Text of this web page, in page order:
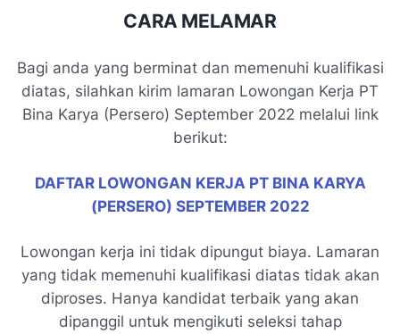
CARA MELAMAR
Bagi anda yang berminat dan memenuhi kualifikasi
diatas, silahkan kirim lamaran Lowongan Kerja PT
Bina Karya (Persero) September 2022 melalui link
berikut:
DAFTAR LOWONGAN KERJA PT BINA KARYA
(PERSERO) SEPTEMBER 2022
Lowongan kerja ini tidak dipungut biaya. Lamaran
yang tidak memenuhi kualifikasi diatas tidak akan
diproses. Hanya kandidat terbaik yang akan
dipanggil untuk mengikuti seleksi tahap